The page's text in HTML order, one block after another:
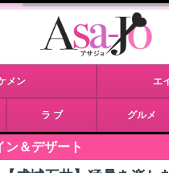
メン エ
ラ ブ グルメ
ン＆デザート